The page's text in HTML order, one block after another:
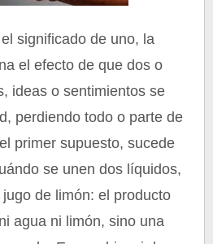
significado de uno, la
el efecto de que dos o
ideas o sentimientos se
perdiendo todo o parte de
primer supuesto, sucede
se unen dos líquidos,
de limón: el producto
agua ni limón, sino una